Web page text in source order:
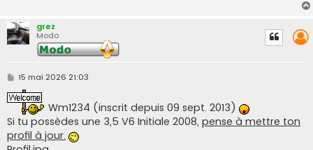
grez
Modo
M
s
s
g
15 mai 2026 21:03
Wm1234 (inscrit depuis 09 sept. 2013)
Si tu possèdes une 3,5 V6 Initiale 2008, pense à mettre ton
profil à jour.